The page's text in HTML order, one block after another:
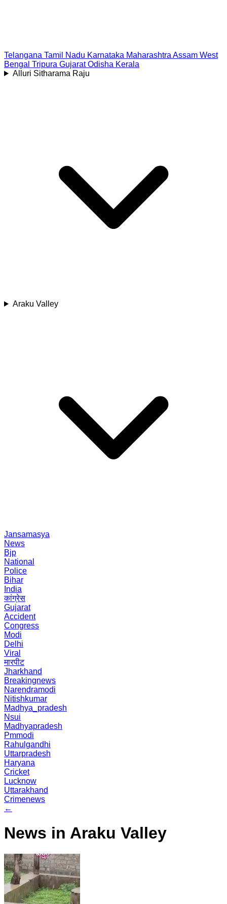
Telangana Tamil Nadu Karnataka Maharashtra Assam West
Bengal Tripura Gujarat Odisha Kerala
Alluri Sitharama Raju
Araku Valley
Jansamasya
News
Bjp
National
Police
Bihar
India
कांग्रेस
Gujarat
Accident
Congress
Modi
Delhi
Viral
मारपीट
Jharkhand
Breakingnews
Narendramodi
Nitishkumar
Madhya_pradesh
Nsui
Madhyapradesh
Pmmodi
Rahulgandhi
Uttarpradesh
Haryana
Cricket
Lucknow
Uttarakhand
Crimenews
←
News in Araku Valley